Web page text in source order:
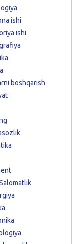
ishi
ishi
boshqarish